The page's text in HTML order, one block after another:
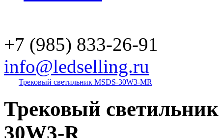
+7 (985) 833-26-91
info@ledselling.ru
Трековый светильник MSDS-30W3-MR
Трековый
30W3-R